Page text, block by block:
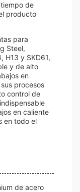
de
producto
para
Steel,
H13 y SKD61,
y de alto
en
procesos
control de
en caliente
en todo el
de acero